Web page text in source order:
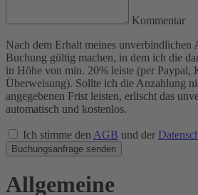
Kommentar
Nach dem Erhalt meines unverbindlichen
Buchung gültig machen, in dem ich die
in Höhe von min. 20% leiste (per Paypal,
Überweisung). Sollte ich die Anzahlung
angegebenen Frist leisten, erlischt das
automatisch und kostenlos.
Ich stimme den AGB und der
Buchungsanfrage senden
Allgemeine